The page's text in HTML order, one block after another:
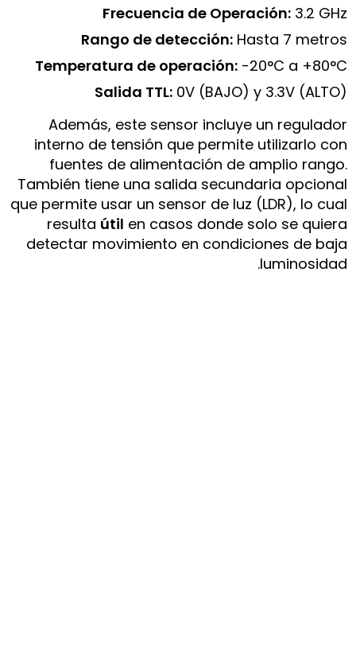
Frecuencia de Operación:3.2 GHz
Rango de detección:Hasta 7 metros
Temperatura de operación:-20°C a +80°C
Salida TTL:0V (BAJO) y 3.3V (ALTO)
Además, este sensor incluye un regulador
interno de tensión que permite utilizarlo con
fuentes de alimentación de amplio rango.
También tiene una salida secundaria opcional
que permite usar un sensor de luz (LDR), lo cual
resulta útil en casos donde solo se quiera
detectar movimiento en condiciones de baja
luminosidad.